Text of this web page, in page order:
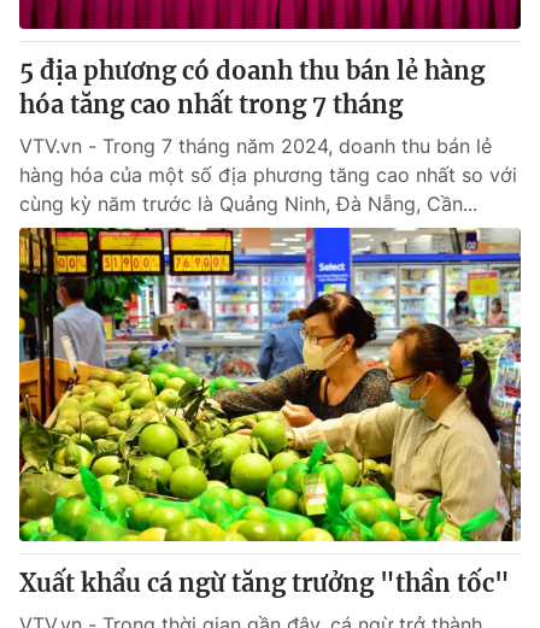
5 địa phương có doanh thu bán lẻ hàng
hóa tăng cao nhất trong 7 tháng
VTV.vn - Trong 7 tháng năm 2024, doanh thu bán lẻ
hàng hóa của một số địa phương tăng cao nhất so với
cùng kỳ năm trước là Quảng Ninh, Đà Nẵng, Cần...
Xuất khẩu cá ngừ tăng trưởng "thần tốc"